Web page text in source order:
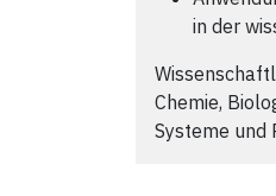
in der
Chemie,
Systeme und